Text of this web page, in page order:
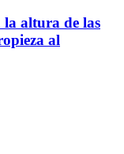
la altura de las
al